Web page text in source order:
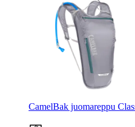
CamelBak juomareppu